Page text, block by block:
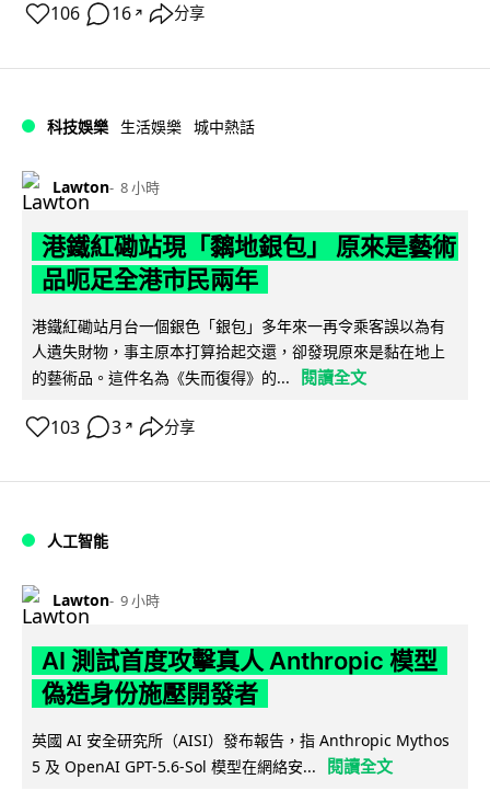
106 16 ↗ 分享
科技娛樂 生活娛樂 城中熱話
Lawton 8 小時
港鐵紅磡站現「黐地銀包」 原來是藝術
品呃足全港市民兩年
港鐵紅磡站月台一個銀色「銀包」多年來一再令乘客誤以為有
人遺失財物，事主原本打算拾起交還，卻發現原來是黏在地上
的藝術品。這件名為《失而復得》的...
閱讀全文
103 3 ↗ 分享
人工智能
Lawton 9 小時
AI 測試首度攻擊真人 Anthropic 模型
偽造身份施壓開發者
英國 AI 安全研究所（AISI）發布報告，指 Anthropic Mythos
5 及 OpenAI GPT-5.6-Sol 模型在網絡安...
閱讀全文